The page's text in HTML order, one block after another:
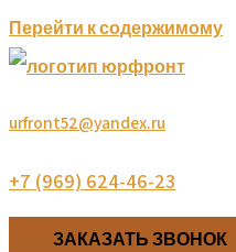
Перейти к содержимому
urfront52@yandex.ru
+7 (969) 624-46-23
ЗАКАЗАТЬ ЗВОНОК